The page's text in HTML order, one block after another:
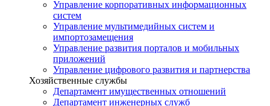
Управление корпоративных информационных
систем
Управление мультимедийных систем и
импортозамещения
Управление развития порталов и мобильных
приложений
Управление цифрового развития и партнерства
Хозяйственные службы
Департамент имущественных отношений
Департамент инженерных служб